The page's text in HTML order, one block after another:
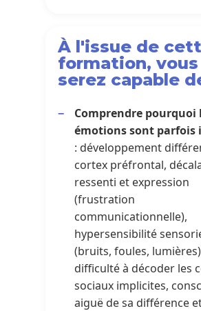
À l'issue de
formation, vous
serez capable
Comprendre pourquoi
émotions sont parfois
: développement
cortex préfrontal,
ressenti et expression
(frustration
communicationnelle),
hypersensibilité
(bruits, foules,
difficulté à décoder les
sociaux implicites,
aiguë de sa différence